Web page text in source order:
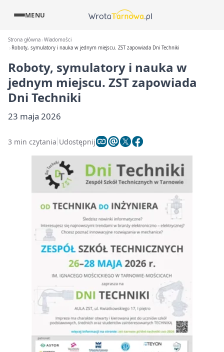
MENU
Strona główna Wiadomości
Roboty, symulatory i nauka w jednym miejscu. ZST zapowiada Dni Techniki
Roboty, symulatory i nauka w
jednym miejscu. ZST zapowiada
Dni Techniki
23 maja 2026
3 min czytania Udostępnij